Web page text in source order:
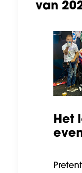
van
Het